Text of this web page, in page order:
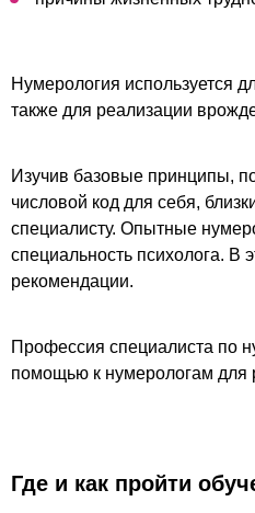
Нумерология используется
также для реализации
Изучив базовые принципы,
числовой код для себя,
специалисту. Опытные
специальность психолога. В
рекомендации.
Профессия специалиста по
помощью к нумерологам для
Где и как пройти